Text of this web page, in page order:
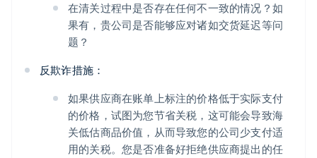
在清关过程中是否存在任何不一致的情况？如
果有，贵公司是否能够应对诸如交货延迟等问
题？
反欺诈措施：
如果供应商在账单上标注的价格低于实际支付
的价格，试图为您节省关税，这可能会导致海
关低估商品价值，从而导致您的公司少支付适
用的关税。您是否准备好拒绝供应商提出的任